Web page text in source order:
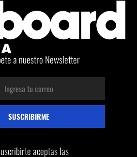
a nuestro Newsletter
aceptas las